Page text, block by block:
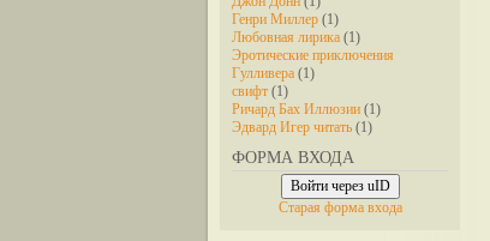
Генри Миллер (1)
Любовная лирика (1)
Эротические приключения
Гулливера (1)
свифт (1)
Ричард Бах Иллюзии (1)
Эдвард Игер читать (1)
ФОРМА ВХОДА
Войти через uID
Старая форма входа